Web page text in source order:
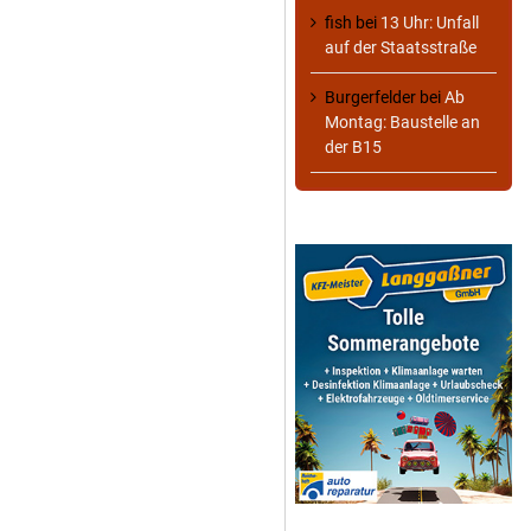
fish bei 13 Uhr: Unfall
auf der Staatsstraße
Burgerfelder beiAb
Montag: Baustelle an
der B15